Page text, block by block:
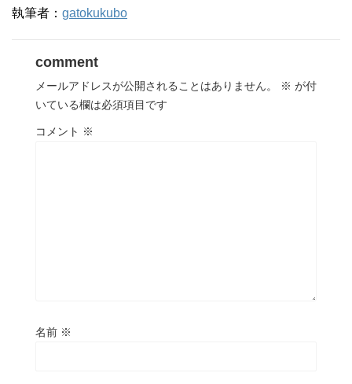
執筆者： gatokukubo
comment
メールアドレスが公開されることはありません。 ※ が付
いている欄は必須項目です
コメント ※
名前 ※